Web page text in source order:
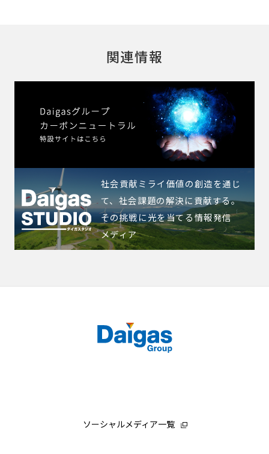
関連情報
社会貢献ミライ価値の創造を通じ
て、社会課題の解決に貢献する。
その挑戦に光を当てる情報発信
メディア
ソーシャルメディア一覧